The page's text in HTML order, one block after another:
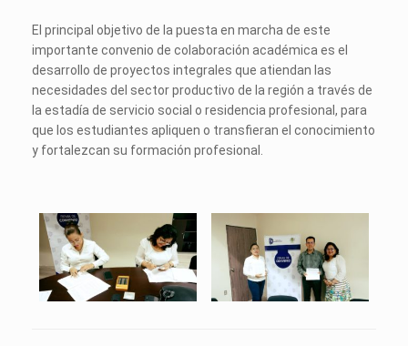
El principal objetivo de la puesta en marcha de este
importante convenio de colaboración académica es el
desarrollo de proyectos integrales que atiendan las
necesidades del sector productivo de la región a través de
la estadía de servicio social o residencia profesional, para
que los estudiantes apliquen o transfieran el conocimiento
y fortalezcan su formación profesional.